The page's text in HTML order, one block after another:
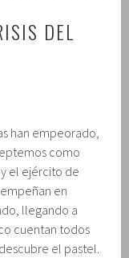
DEL
han empeorado,
como
el ejército de
en
llegando a
cuentan todos
el pastel.